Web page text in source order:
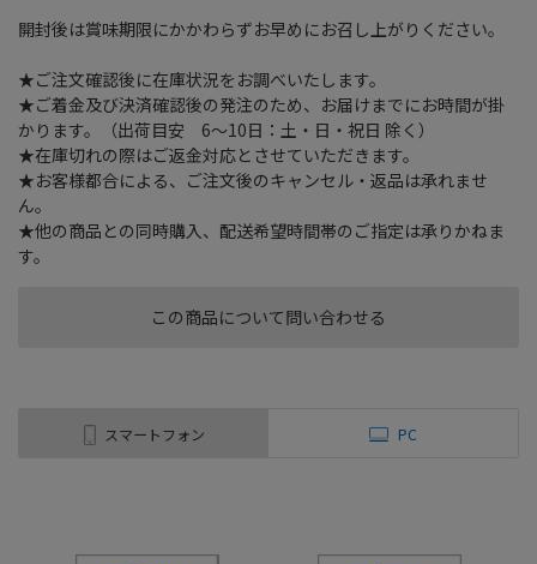
この商品について問い合わせる
開封後は賞味期限にかかわらずお早めにお召し上がりください。
★ご注文確認後に在庫状況をお調べいたします。
★ご着金及び決済確認後の発注のため、お届けまでにお時間が掛
かります。（出荷目安 6～10日：土・日・祝日 除く）
★在庫切れの際はご返金対応とさせていただきます。
★お客様都合による、ご注文後のキャンセル・返品は承れませ
ん。
★他の商品との同時購入、配送希望時間帯のご指定は承りかねま
す。
スマートフォン PC